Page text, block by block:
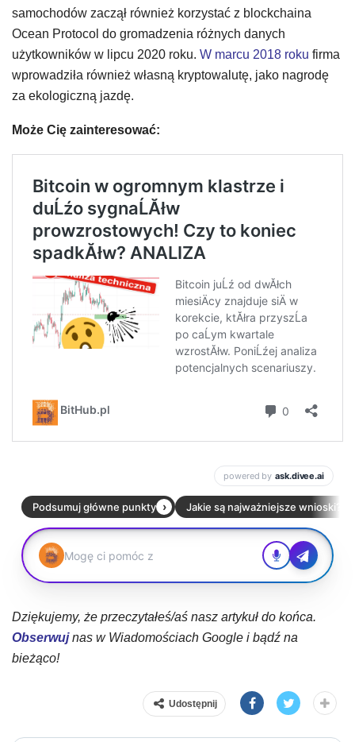
samochodów zaczął również korzystać z blockchaina
Ocean Protocol do gromadzenia różnych danych
użytkowników w lipcu 2020 roku. W marcu 2018 roku firma
wprowadziła również własną kryptowalutę, jako nagrodę
za ekologiczną jazdę.
Może Cię zainteresować:
Dziękujemy, że przeczytałeś/aś nasz artykuł do końca.
Obserwujnas w Wiadomościach Google i bądź na
bieżąco!
Udostępnij